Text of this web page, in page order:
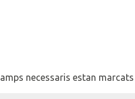
necessaris estan